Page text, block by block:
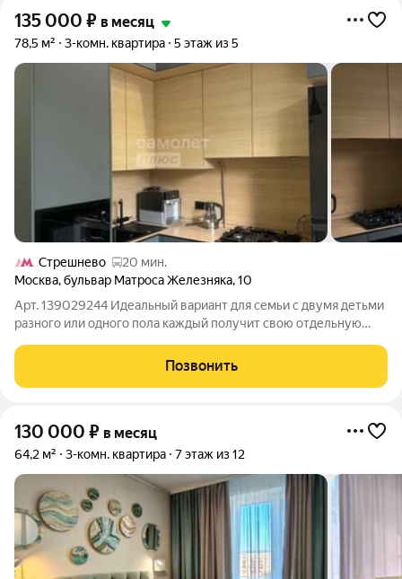
135 000 ₽ в месяц
78,5 м² 3-комн. квартира 5 этаж из 5
Стрешнево
20 мин.
Москва,бульвар Матроса Железняка,10
Арт. 139029244 Идеальный вариант для семьи с двумя детьми
разного или одного пола каждый получит свою отдельную
безопасной жизни О самой квартире: Квартира с
дизайнерским ремонтом, очень аккуратная,
Позвонить
130 000 ₽ в месяц
64,2 м² 3-комн. квартира 7 этаж из 12